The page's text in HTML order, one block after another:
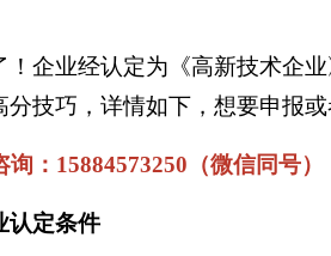
！企业经认定为《高新技术企
分技巧，详情如下，想要申报
：15884573250（微信同号）
认定条件